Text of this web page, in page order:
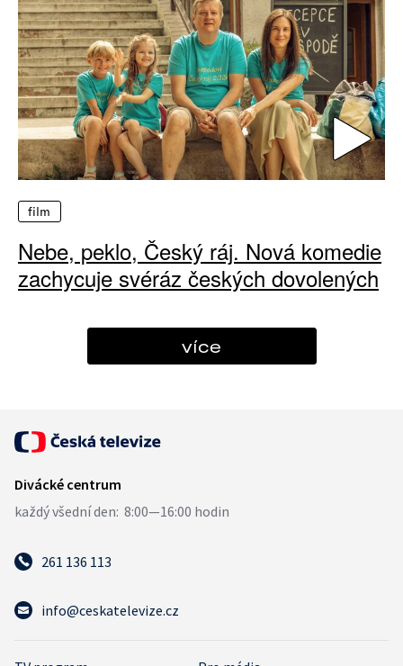
film
Nebe, peklo, Český ráj. Nová komedie
zachycuje svéráz českých dovolených
více
261 136 113
info@ceskatelevize.cz